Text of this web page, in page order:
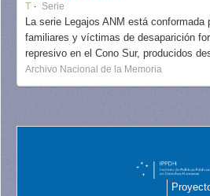
T Serie
La serie Legajos ANM está conformada
familiares y víctimas de desaparición
represivo en el Cono Sur, producidos
Archivo Nacional de la Memoria